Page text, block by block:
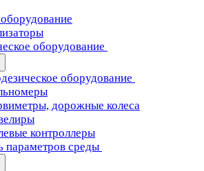
оборудование
оборудование
дорожные колеса
контроллеры
параметров среды